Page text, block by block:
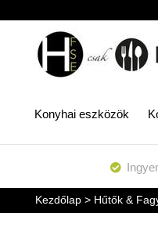
Konyhai eszközök
Kezdőlap> Hűtők &